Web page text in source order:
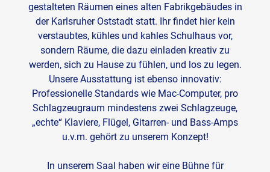
gestalteten Räumen eines alten Fabrikgebäudes in
der Karlsruher Oststadt statt. Ihr findet hier kein
verstaubtes, kühles und kahles Schulhaus vor,
sondern Räume, die dazu einladen kreativ zu
werden, sich zu Hause zu fühlen, und los zu legen.
Unsere Ausstattung ist ebenso innovativ:
Professionelle Standards wie Mac-Computer, pro
Schlagzeugraum mindestens zwei Schlagzeuge,
„echte“ Klaviere, Flügel, Gitarren- und Bass-Amps
u.v.m. gehört zu unserem Konzept!
In unserem Saal haben wir eine Bühne für